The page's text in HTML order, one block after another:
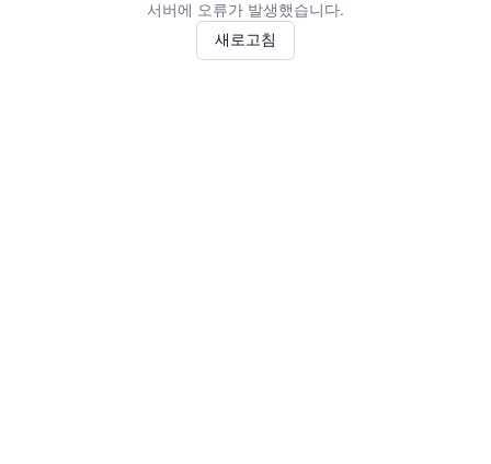
서버에 오류가 발생했습니다.
새로고침